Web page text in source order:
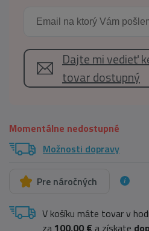
Dajte mi vedieť
tovar dostupný
Momentálne nedostupné
Možnosti dopravy
Pre náročných
V košíku máte tovar v